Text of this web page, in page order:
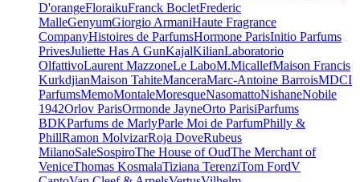
D'orangeFloraikuFranck BocletFrederic
MalleGenyumGiorgio ArmaniHaute Fragrance
CompanyHistoires de ParfumsHormone ParisInitio Parfums
PrivesJuliette Has A GunKajalKilianLaboratorio
OlfattivoLaurent MazzoneLe LaboM.MicallefMaison Francis
KurkdjianMaison TahiteManceraMarc-Antoine BarroisMDCI
ParfumsMemoMontaleMoresqueNasomattoNishaneNobile
1942Orlov ParisOrmonde JayneOrto ParisiParfums
BDKParfums de MarlyParle Moi de ParfumPhilly &
PhillRamon MolvizarRoja DoveRubeus
MilanoSaleSospiroThe House of OudThe Merchant of
VeniceThomas KosmalaTiziana TerenziTom FordV